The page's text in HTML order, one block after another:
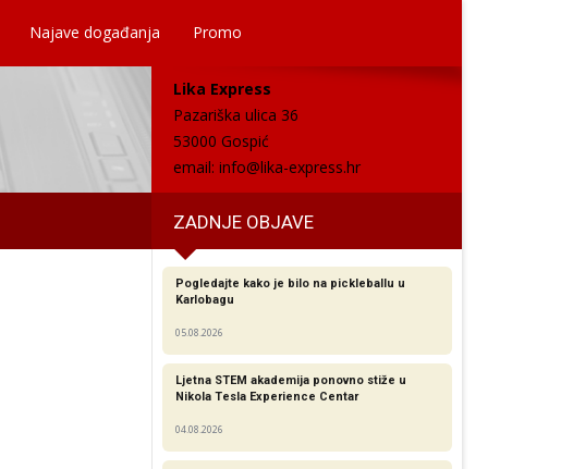
Najave događanja Promo
Lika Express
Pazariška ulica 36
53000 Gospić
email: info@lika-express.hr
ZADNJE OBJAVE
Pogledajte kako je bilo na pickleballu u
Karlobagu
05.08.2026
Ljetna STEM akademija ponovno stiže u
Nikola Tesla Experience Centar
04.08.2026